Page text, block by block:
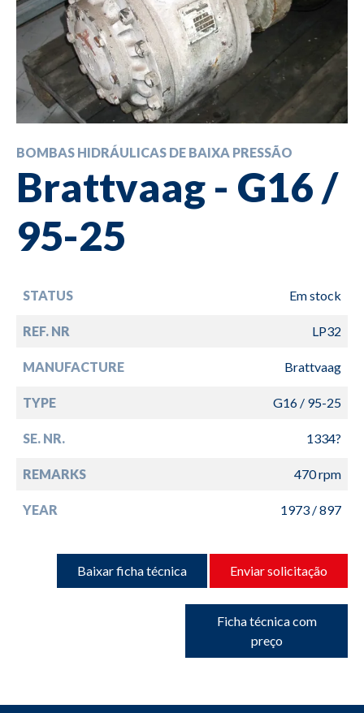
BOMBAS HIDRÁULICAS DE BAIXA PRESSÃO
Brattvaag - G16 /
95-25
STATUS Em stock
REF. NR LP32
MANUFACTURE Brattvaag
TYPE G16 / 95-25
SE. NR. 1334?
REMARKS 470 rpm
YEAR 1973 / 897
Baixar ficha técnica Enviar solicitação
Ficha técnica com
preço